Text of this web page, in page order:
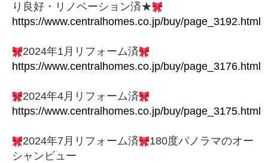
り良好・リノベーション済★
https://www.centralhomes.co.jp/buy/page_3192.html
2024年1月リフォーム済
https://www.centralhomes.co.jp/buy/page_3176.html
2024年4月リフォーム済
https://www.centralhomes.co.jp/buy/page_3175.html
2024年7月リフォーム済
180度パノラマのオー
シャンビュー